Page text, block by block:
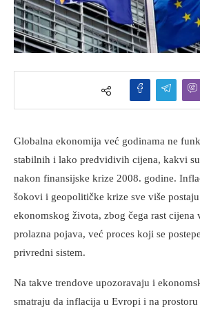
Globalna ekonomija već godinama ne
stabilnih i lako predvidivih cijena, kakvi
nakon finansijske krize 2008. godine.
šokovi i geopolitičke krize sve više
ekonomskog života, zbog čega rast cijena
prolazna pojava, već proces koji se
privredni sistem.
Na takve trendove upozoravaju i
smatraju da inflacija u Evropi i na